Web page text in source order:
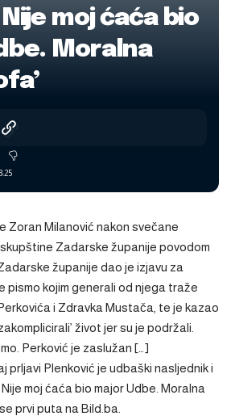
moj ćaća bio
Moralna
Zoran Milanović nakon svečane
Zadarske županije povodom
županije dao je izjavu za
pismo kojim generali od njega traže
i Zdravka Mustača, te je kazao
život jer su je podržali.
Perković je zaslužan […]
prljavi Plenković je udbaški nasljednik i
moj ćaća bio major Udbe. Moralna
prvi puta na Bild.ba